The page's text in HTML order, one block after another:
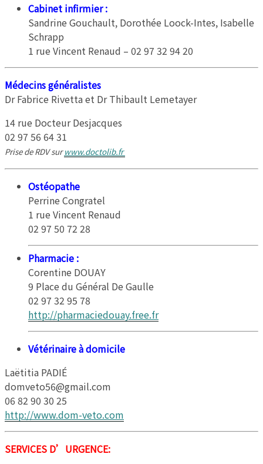
–
Cabinet infirmier:
Sandrine Gouchault, Dorothée Loock-Intes, Isabelle
Schrapp
1 rue Vincent Renaud – 02 97 32 94 20
Médecins généralistes
Dr Fabrice Rivetta et Dr Thibault Lemetayer
14 rue Docteur Desjacques
02 97 56 64 31
Prise de RDV surwww.doctolib.fr
Ostéopathe
Perrine Congratel
1 rue Vincent Renaud
02 97 50 72 28
Pharmacie :
Corentine DOUAY
9 Place du Général De Gaulle
02 97 32 95 78
http://pharmaciedouay.free.fr
Vétérinaire à domicile
Laëtitia PADIÉ
domveto56@gmail.com
06 82 90 30 25
http://www.dom-veto.com
SERVICES D’URGENCE: